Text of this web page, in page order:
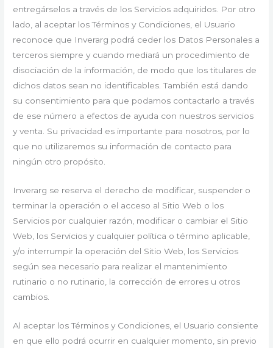
entregárselos a través de los Servicios adquiridos. Por otro
lado, al aceptar los Términos y Condiciones, el Usuario
reconoce que Inverarg podrá ceder los Datos Personales a
terceros siempre y cuando mediará un procedimiento de
disociación de la información, de modo que los titulares de
dichos datos sean no identificables. También está dando
su consentimiento para que podamos contactarlo a través
de ese número a efectos de ayuda con nuestros servicios
y venta. Su privacidad es importante para nosotros, por lo
que no utilizaremos su información de contacto para
ningún otro propósito.
Inverarg se reserva el derecho de modificar, suspender o
terminar la operación o el acceso al Sitio Web o los
Servicios por cualquier razón, modificar o cambiar el Sitio
Web, los Servicios y cualquier política o término aplicable,
y/o interrumpir la operación del Sitio Web, los Servicios
según sea necesario para realizar el mantenimiento
rutinario o no rutinario, la corrección de errores u otros
cambios.
Al aceptar los Términos y Condiciones, el Usuario consiente
en que ello podrá ocurrir en cualquier momento, sin previo